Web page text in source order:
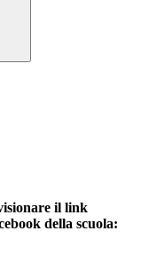
il link
della scuola: